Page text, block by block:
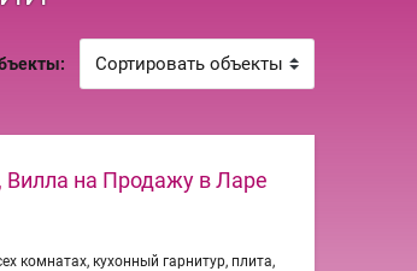
Вилла на Продажу в Ларе
комнатах, кухонный гарнитур, плита,